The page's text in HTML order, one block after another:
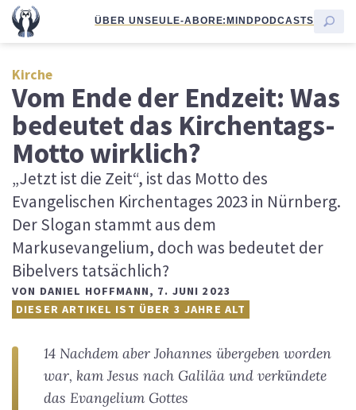
ÜBER UNSEULE-ABORE:MINDPODCASTS
Kirche
Vom Ende der Endzeit: Was
bedeutet das Kirchentags-
Motto wirklich?
„Jetzt ist die Zeit“, ist das Motto des
Evangelischen Kirchentages 2023 in Nürnberg.
Der Slogan stammt aus dem
Markusevangelium, doch was bedeutet der
Bibelvers tatsächlich?
VON DANIEL HOFFMANN, 7. JUNI 2023
DIESER ARTIKEL IST ÜBER 3 JAHRE ALT
14 Nachdem aber Johannes übergeben worden
war, kam Jesus nach Galiläa und verkündete
das Evangelium Gottes